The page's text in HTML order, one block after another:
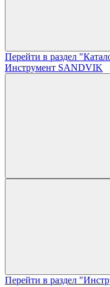
Перейти в раздел
Инструмент SANDVIK
Перейти в раздел